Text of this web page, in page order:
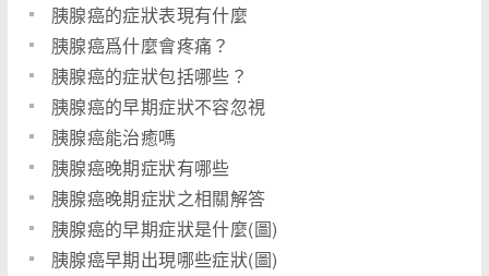
胰腺癌的症狀表現有什麼
胰腺癌爲什麼會疼痛？
胰腺癌的症狀包括哪些？
胰腺癌的早期症狀不容忽視
胰腺癌能治癒嗎
胰腺癌晚期症狀有哪些
胰腺癌晚期症狀之相關解答
胰腺癌的早期症狀是什麼(圖)
胰腺癌早期出現哪些症狀(圖)